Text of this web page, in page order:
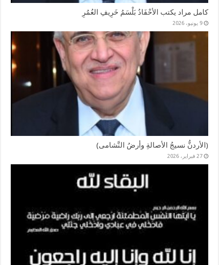
كامل مراد يكتب الأحْفَادُ بَلْسَمُ خَرِيفِ العُمُرِ
9 يونيو، 2026
(الأردنُّ نسيجُ الأصالةِ وأرضُ النَّشامى)
27 فبراير، 2026